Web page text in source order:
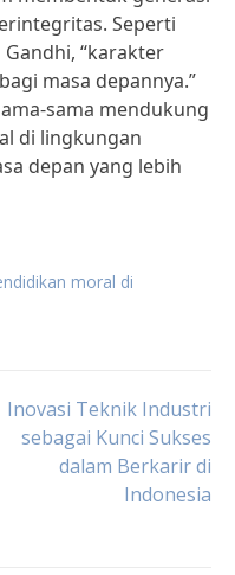
Seperti
“karakter
masa depannya.”
sama mendukung
di lingkungan
depan yang lebih
moral di
Inovasi Teknik Industri
sebagai Kunci Sukses
dalam Berkarir di
Indonesia